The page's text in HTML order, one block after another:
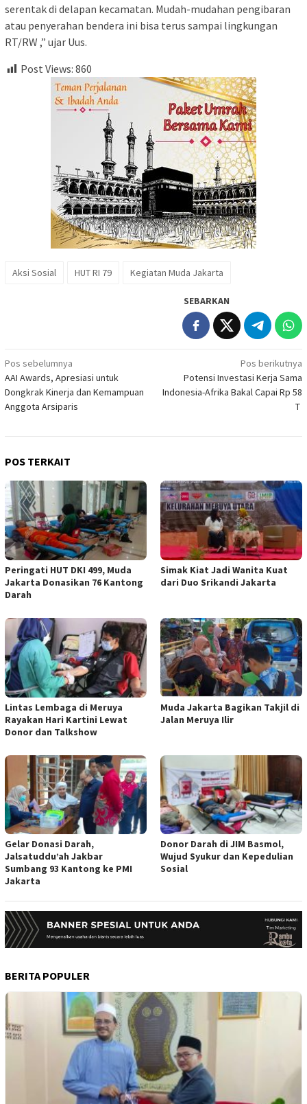
serentak di delapan kecamatan. Mudah-mudahan pengibaran
atau penyerahan bendera ini bisa terus sampai lingkungan
RT/RW ,” ujar Uus.
Post Views: 860
Aksi Sosial HUT RI 79 Kegiatan Muda Jakarta
SEBARKAN
Navigasi
pos
Pos sebelumnya
AAI Awards, Apresiasi untuk
Dongkrak Kinerja dan Kemampuan
Anggota Arsiparis
Pos berikutnya
Potensi Investasi Kerja Sama
Indonesia-Afrika Bakal Capai Rp 58
T
POS TERKAIT
Peringati HUT DKI 499, Muda
Jakarta Donasikan 76 Kantong
Darah
Simak Kiat Jadi Wanita Kuat
dari Duo Srikandi Jakarta
Lintas Lembaga di Meruya
Rayakan Hari Kartini Lewat
Donor dan Talkshow
Muda Jakarta Bagikan Takjil di
Jalan Meruya Ilir
Gelar Donasi Darah,
Jalsatuddu’ah Jakbar
Sumbang 93 Kantong ke PMI
Jakarta
Donor Darah di JIM Basmol,
Wujud Syukur dan Kepedulian
Sosial
BERITA POPULER